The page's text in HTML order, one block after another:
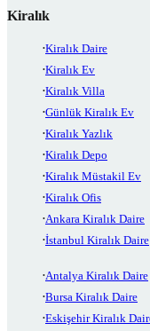
Kiralık
Kiralık Daire
Kiralık Ev
Kiralık Villa
Günlük Kiralık Ev
Kiralık Yazlık
Kiralık Depo
Kiralık Müstakil Ev
Kiralık Ofis
Ankara Kiralık Daire
İstanbul Kiralık Daire
Antalya Kiralık Daire
Bursa Kiralık Daire
Eskişehir Kiralık